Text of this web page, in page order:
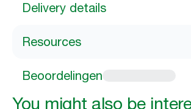
Delivery details
Resources
Beoordelingen
You might also be